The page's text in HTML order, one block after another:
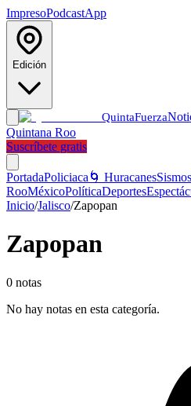
ImpresoPodcastApp
Edición
QuintaFuerza
Quintana Roo
Suscríbete gratis
PortadaPoliciaca 🌀 HuracanesSismos
RooMéxicoPolíticaDeportes
Inicio/Jalisco/Zapopan
Zapopan
0 notas
No hay notas en esta categoría.